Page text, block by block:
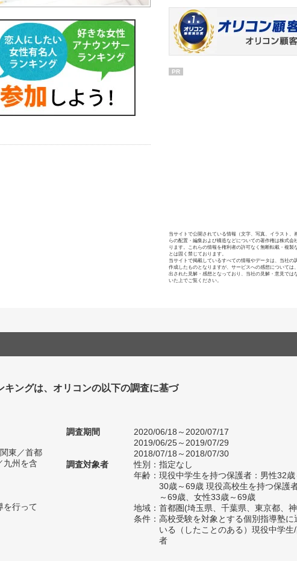
PR
当サイトで公開されている情報（文字、写真、イラスト、
らの配置・編集および構造などについての著作権は株式会
ります。これらの情報を権利者の許可なく無断転載・複製
とは固く禁じております。
当サイトで掲載しているすべての情報やデータは、当社の
作成したものとなりますが、サービスへの感想については
出された見解・感想となっており、当社の見解・意見では
いた上でご覧ください。
キングは、オリコンの以下の調査に基づ
東／首都
九州を含
を行って
調査期間
2020/06/18～2020/07/17
2019/06/25～2019/07/29
2018/07/18～2018/07/30
調査対象者
性別：指定なし
年齢：現役中学生を持つ保護者：男性32
30歳～69歳 現役高校生を持つ保護
～69歳、女性33歳～69歳
地域：首都圏(埼玉県、千葉県、東京都、
条件：高校受験を対象とする個別指導塾に
いる（したことのある）現役中学生
者